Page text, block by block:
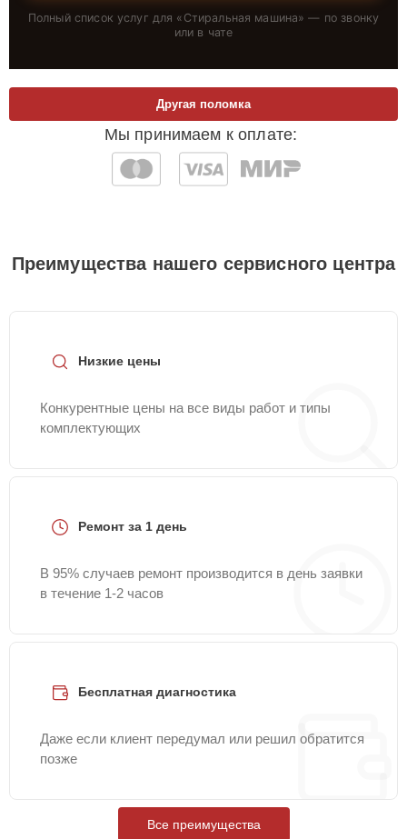
Полный список услуг для « Стиральная машина» — по звонку
или в чате
Мы принимаем к оплате:
Другая поломка
Преимущества нашего сервисного центра
Низкие цены
Конкурентные цены на все виды работ и типы
комплектующих
Ремонт за 1 день
В 95% случаев ремонт производится в день заявки
в течение 1-2 часов
Бесплатная диагностика
Даже если клиент передумал или решил обратится
позже
Все преимущества